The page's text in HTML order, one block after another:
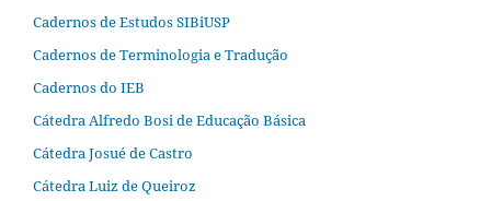
Cadernos de Estudos SIBiUSP
Cadernos de Terminologia e Tradução
Cadernos do IEB
Cátedra Alfredo Bosi de Educação Básica
Cátedra Josué de Castro
Cátedra Luiz de Queiroz